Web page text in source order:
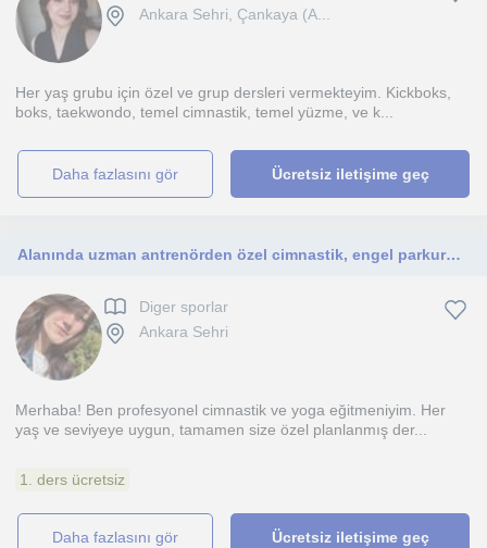
Ankara Sehri, Çankaya (A...
Her yaş grubu için özel ve grup dersleri vermekteyim. Kickboks,
boks, taekwondo, temel cimnastik, temel yüzme, ve k...
daha fazlasını gör Ücretsiz iletişime geç
Alanında uzman antrenörden özel cimnastik, engel parkuru ve yoga dersleri
Diger sporlar
Ankara Sehri
Merhaba! Ben profesyonel cimnastik ve yoga eğitmeniyim. Her
yaş ve seviyeye uygun, tamamen size özel planlanmış der...
1. ders ücretsiz
daha fazlasını gör Ücretsiz iletişime geç